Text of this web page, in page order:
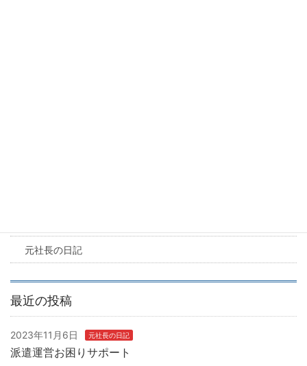
元社長の日記
最近の投稿
2023年11月6日 元社長の日記
派遣運営お困りサポート